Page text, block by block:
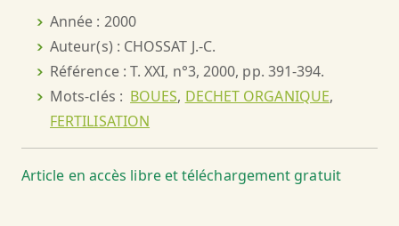
Année : 2000
Auteur(s) : CHOSSAT J.-C.
Référence : T. XXI, n°3, 2000, pp. 391-394.
Mots-clés : BOUES, DECHET ORGANIQUE,
FERTILISATION
Article en accès libre et téléchargement gratuit